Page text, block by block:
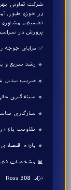
تضمینی،
پرورش در
✅ مزایای جوجه راس
🔹 رشد سریع و
🔹 ضریب تبدیل
🔹 سینه‌گیری
🔹 سازگاری
🔹 مقاومت بالا
🔹 بازده
📊 مشخصات فنی
نژاد: Ross 308